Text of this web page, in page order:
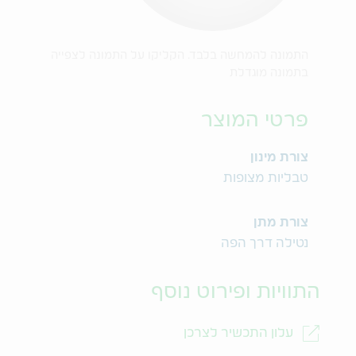
פרטי המוצר
צורת מינון
טבליות מצופות
צורת מתן
נטילה דרך הפה
התוויות ופירוט נוסף
עלון התכשיר לצרכן